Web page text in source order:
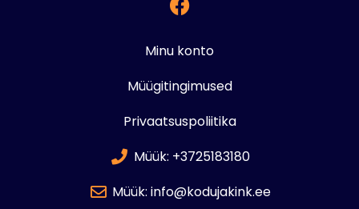
Minu konto
Müügitingimused
Privaatsuspoliitika
Müük: +3725183180
Müük: info@kodujakink.ee